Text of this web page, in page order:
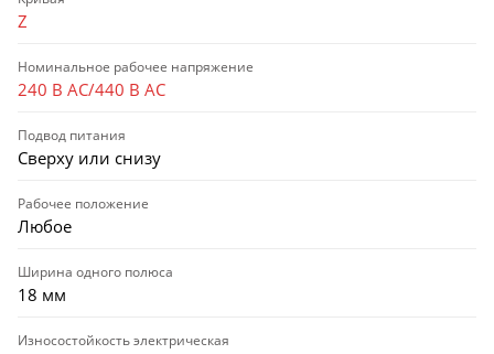
Z
Номинальное рабочее напряжение
240 В AC/440 В AC
Подвод питания
Сверху или снизу
Рабочее положение
Любое
Ширина одного полюса
18 мм
Износостойкость электрическая